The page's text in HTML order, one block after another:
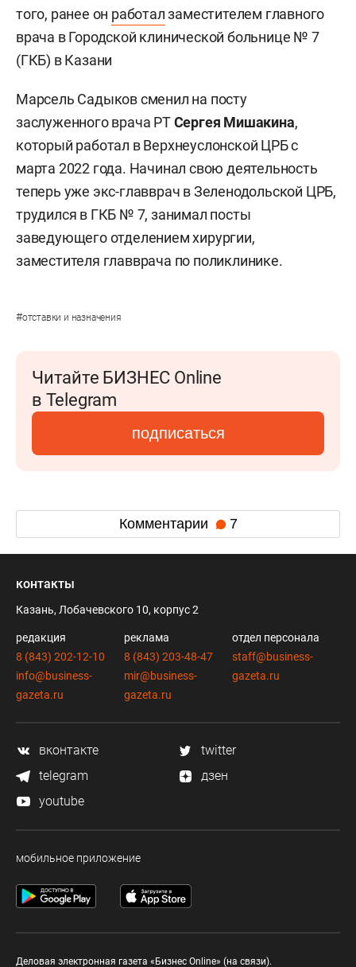
того, ранее он работалзаместителем главного
врача в Городской клинической больнице № 7
(ГКБ) в Казани
Марсель Садыков сменил на посту
заслуженного врача РТСергея Мишакина,
который работал в Верхнеуслонской ЦРБ с
марта 2022 года. Начинал свою деятельность
теперь уже экс-главврач в Зеленодольской ЦРБ,
трудился в ГКБ № 7, занимал посты
заведующего отделением хирургии,
заместителя главврача по поликлинике.
#отставки и назначения
Читайте БИЗНЕС Online
в Telegram
подписаться
Комментарии 7
контакты
Казань, Лобачевского 10, корпус 2
редакция
8 (843) 202-12-10
info@business-
gazeta.ru
реклама
8 (843) 203-48-47
mir@business-
gazeta.ru
отдел персонала
staff@business-
gazeta.ru
вконтакте
twitter
telegram
дзен
youtube
мобильное приложение
Деловая электронная газета «Бизнес Online» (на связи).